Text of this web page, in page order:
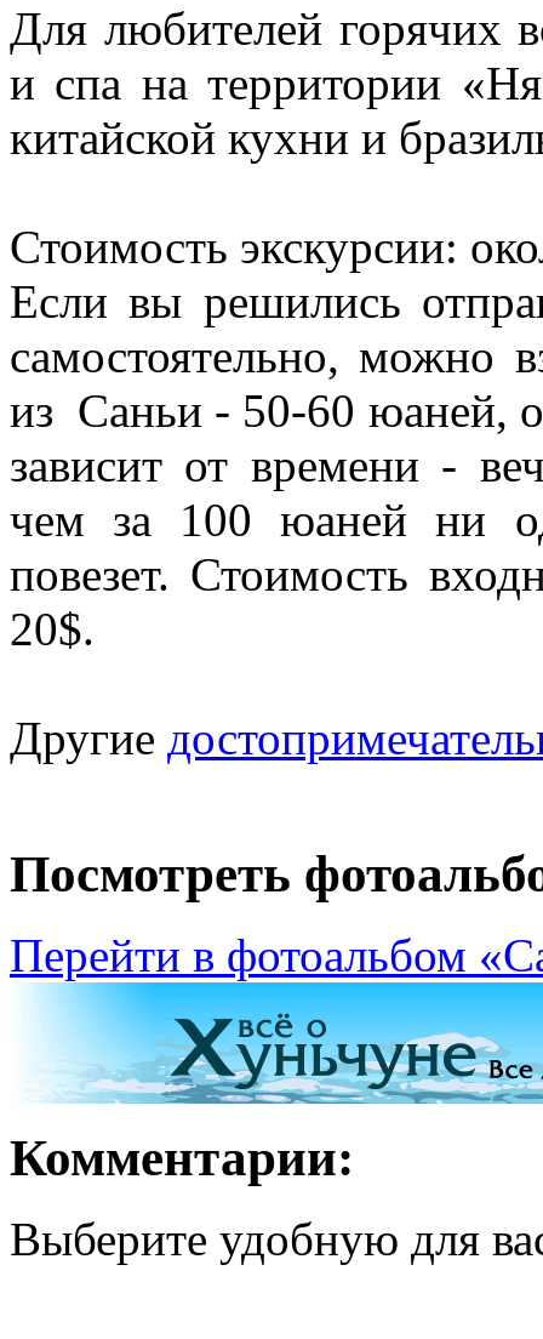
Для любителей горячих
и спа на территории
китайской кухни и
Стоимость экскурсии:
Если вы решились
самостоятельно, можно
из Саньи - 50-60 юаней,
зависит от времени -
чем за 100 юаней ни
повезет. Стоимость
20$.
Другие
Посмотреть
Перейти в фотоальбом
Комментарии:
Выберите удобную для